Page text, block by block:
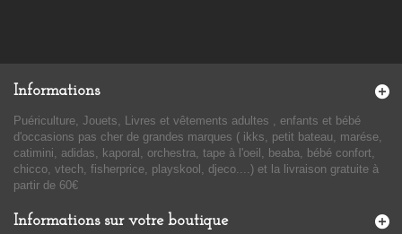
Informations
Puériculture, Jouets, Livres et vêtements adultes , enfants et bébé
d'occasions pas cher de grandes marques ( ikks, petit bateau, marése,
catimini, adidas, kaporal, orchestra, tape à l'oeil, beaba, bébé confort,
chicco, vtech, fisherprice, playskool, djeco....) et la livraison gratuite à
partir de 60€
Informations sur votre boutique